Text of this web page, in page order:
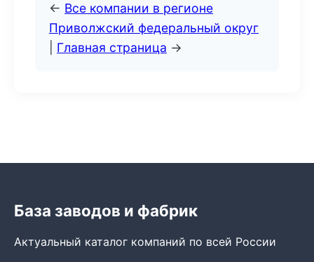
← Все компании в регионе
Приволжский федеральный округ
Главная страница →
База заводов и фабрик
Актуальный каталог компаний по всей России